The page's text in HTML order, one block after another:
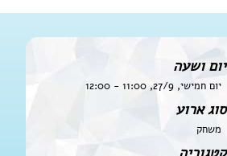
יום ושעה
יום חמישי, 27/9, 11:00 - 12:00
סוג ארוע
משחק